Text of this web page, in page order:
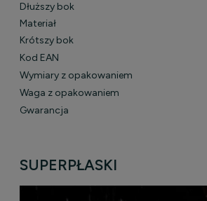
Dłuższy bok
Materiał
Krótszy bok
Kod EAN
Wymiary z opakowaniem
Waga z opakowaniem
Gwarancja
SUPERPŁASKI